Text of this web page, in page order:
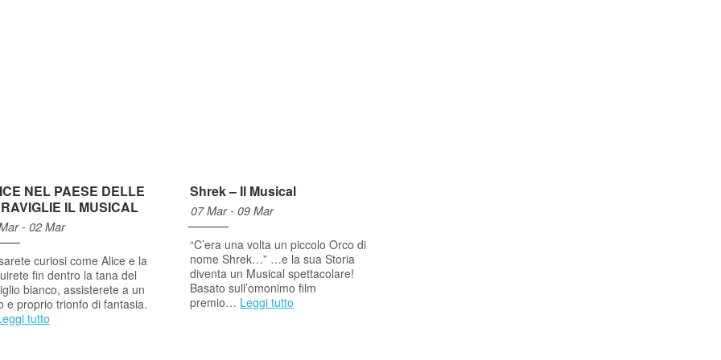
NEL PAESE DELLE
IL MUSICAL
- 02 Mar
curiosi come Alice e la
fin dentro la tana del
bianco, assisterete a un
e proprio trionfo di fantasia.
tutto
Shrek – Il Musical
07 Mar - 09 Mar
“C’era una volta un piccolo Orco di
nome Shrek…” …e la sua Storia
diventa un Musical spettacolare!
Basato sull’omonimo film
premio… Leggi tutto